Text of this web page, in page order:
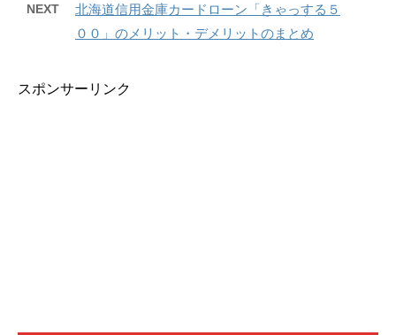
NEXT
北海道信用金庫カードローン「きゃっする５
００」のメリット・デメリットのまとめ
スポンサーリンク